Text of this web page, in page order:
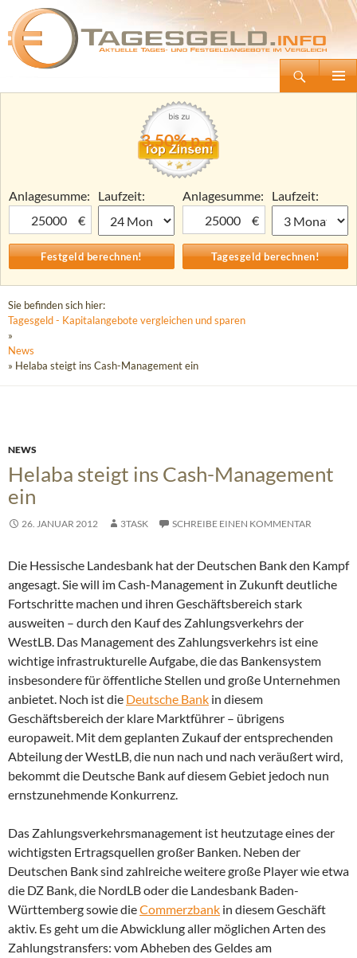
Tagesgeld.info – Tagesgeldkonten vergleichen und Tagesgeld-Zinsen berechnen
Zum
3,50% p.a.
Anlagesumme:
€
Laufzeit:
Anlagesumme:
€
Laufzeit:
Sie befinden sich hier:
Tagesgeld - Kapitalangebote vergleichen und sparen
»
News
» Helaba steigt ins Cash-Management ein
NEWS
Helaba steigt ins Cash-Management
ein
26. JANUAR 2012 3TASK SCHREIBE EINEN KOMMENTAR
Die Hessische Landesbank hat der Deutschen Bank den Kampf
angesagt. Sie will im Cash-Management in Zukunft deutliche
Fortschritte machen und ihren Geschäftsbereich stark
ausweiten – durch den Kauf des Zahlungsverkehrs der
WestLB. Das Management des Zahlungsverkehrs ist eine
wichtige infrastrukturelle Aufgabe, die das Bankensystem
insbesondere für öffentliche Stellen und große Unternehmen
anbietet. Noch ist die Deutsche Bank in diesem
Geschäftsbereich der klare Marktführer – übrigens
europaweit. Mit dem geplanten Zukauf der entsprechenden
Abteilung der WestLB, die nun nach und nach veräußert wird,
bekommt die Deutsche Bank auf diesem Gebiet jedoch nun
ernstzunehmende Konkurrenz.
Das Zahlungsverkehrsmanagement ist heutzutage eines der
wichtigsten Ertragsquellen großer Banken. Neben der
Deutschen Bank sind zahlreiche weitere große Player wie etwa
die DZ Bank, die NordLB oder die Landesbank Baden-
Württemberg sowie dieCommerzbank in diesem Geschäft
aktiv. Es geht um die Abwicklung aller möglichen Arten des
Zahlungstransfers: vom Abheben des Geldes am